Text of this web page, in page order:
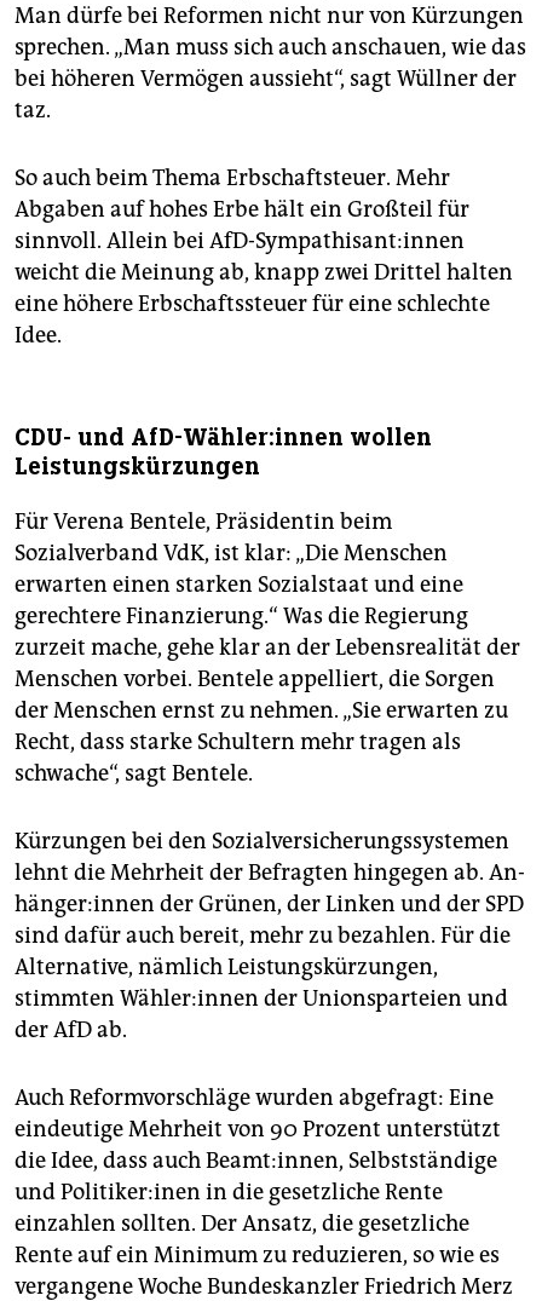
Man dürfe bei Reformen nicht nur von Kürzungen
sprechen. „Man muss sich auch anschauen, wie das
bei höheren Vermögen aussieht“, sagt Wüllner der
taz.
So auch beim Thema Erbschaftsteuer. Mehr
Abgaben auf hohes Erbe hält ein Großteil für
sinnvoll. Allein bei AfD-Sympathisant:innen
weicht die Meinung ab, knapp zwei Drittel halten
eine höhere Erbschaftssteuer für eine schlechte
Idee.
CDU- und AfD-Wähler:innen wollen
Leistungskürzungen
Für Verena Bentele, Präsidentin beim
Sozialverband VdK, ist klar: „Die Menschen
erwarten einen starken Sozialstaat und eine
gerechtere Finanzierung.“ Was die Regierung
zurzeit mache, gehe klar an der Lebensrealität der
Menschen vorbei. Bentele appelliert, die Sorgen
der Menschen ernst zu nehmen. „Sie erwarten zu
Recht, dass starke Schultern mehr tragen als
schwache“, sagt Bentele.
Kürzungen bei den Sozialversicherungssystemen
lehnt die Mehrheit der Befragten hingegen ab. An­
hän­ge­r:in­nen der Grünen, der Linken und der SPD
sind dafür auch bereit, mehr zu bezahlen. Für die
Alternative, nämlich Leistungskürzungen,
stimmten Wäh­le­r:in­nen der Unionsparteien und
der AfD ab.
Auch Reformvorschläge wurden abgefragt: Eine
eindeutige Mehrheit von 90 Prozent unterstützt
die Idee, dass auch Beamt:innen, Selbstständige
und Po­li­ti­ke­r:i­nen in die gesetzliche Rente
einzahlen sollten. Der Ansatz, die gesetzliche
Rente auf ein Minimum zu reduzieren, so wie es
vergangene Woche Bundeskanzler Friedrich Merz